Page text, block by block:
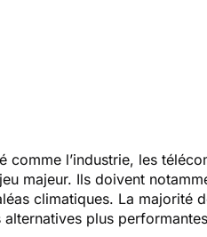
comme l’industrie, les
majeur. Ils doivent
climatiques. La majorité
plus